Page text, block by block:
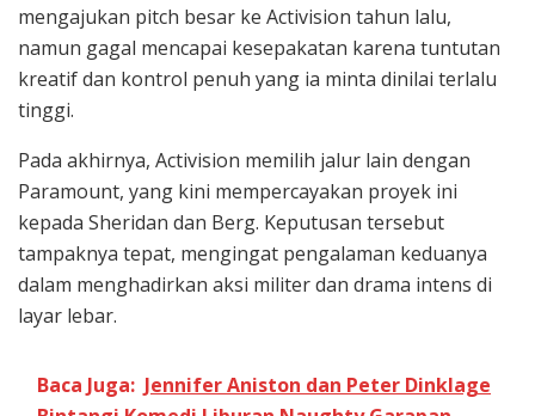
mengajukan pitch besar ke Activision tahun lalu,
namun gagal mencapai kesepakatan karena tuntutan
kreatif dan kontrol penuh yang ia minta dinilai terlalu
tinggi.
Pada akhirnya, Activision memilih jalur lain dengan
Paramount, yang kini mempercayakan proyek ini
kepada Sheridan dan Berg. Keputusan tersebut
tampaknya tepat, mengingat pengalaman keduanya
dalam menghadirkan aksi militer dan drama intens di
layar lebar.
Baca Juga: Jennifer Aniston dan Peter Dinklage